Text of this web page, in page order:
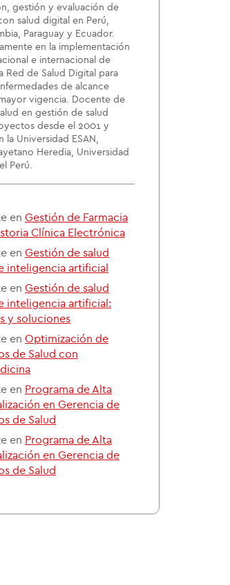
gestión y evaluación de
salud digital en Perú,
Paraguay y Ecuador.
en la implementación
e internacional de
Red de Salud Digital para
de alcance
vigencia. Docente de
en gestión de salud
desde el 2001 y
la Universidad ESAN,
Heredia, Universidad
Perú.
en Gestión de Farmacia
Clínica Electrónica
en Gestión de salud
inteligencia artificial
en Gestión de salud
inteligencia artificial:
y soluciones
en Optimización de
de Salud con
en Programa de Alta
en Gerencia de
de Salud
en Programa de Alta
en Gerencia de
de Salud